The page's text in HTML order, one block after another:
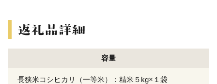
容量
長狭米コシヒカリ（一等米）：精米５kg×１袋